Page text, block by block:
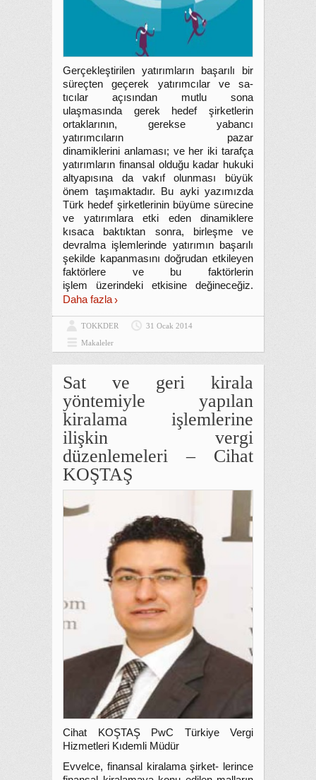
Gerçekleştirilen yatırımların başarılı bir
süreçten geçerek yatırımcılar ve sa-
tıcılar açısından mutlu sona
ulaşmasında gerek hedef şirketlerin
ortaklarının, gerekse yabancı
yatırımcıların pazar
dinamiklerini anlaması; ve her iki tarafça
yatırımların finansal olduğu kadar hukuki
altyapısına da vakıf olunması büyük
önem taşımaktadır. Bu ayki yazımızda
Türk hedef şirketlerinin büyüme sürecine
ve yatırımlara etki eden dinamiklere
kısaca baktıktan sonra, birleşme ve
devralma işlemlerinde yatırımın başarılı
şekilde kapanmasını doğrudan etkileyen
faktörlere ve bu faktörlerin
işlem üzerindeki etkisine değineceğiz.
Daha fazla
TOKKDER
31 Ocak 2014
Makaleler
Sat ve geri kirala
yöntemiyle yapılan
kiralama işlemlerine
ilişkin vergi
düzenlemeleri – Cihat
KOŞTAŞ
Cihat KOŞTAŞ PwC Türkiye Vergi
Hizmetleri Kıdemli Müdür
Evvelce, finansal kiralama şirket- lerince